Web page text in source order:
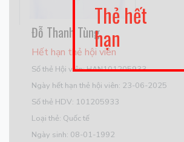
Đỗ Thanh Tùng
Hết hạn thẻ hội viên
Số thẻ Hội viên: HAN101205933
Ngày hết hạn thẻ hội viên: 23-06-2025
Số thẻ HDV: 101205933
Loại thẻ: Quốc tế
Ngày sinh: 08-01-1992
Thẻ hết
hạn